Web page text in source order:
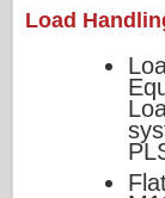
Load